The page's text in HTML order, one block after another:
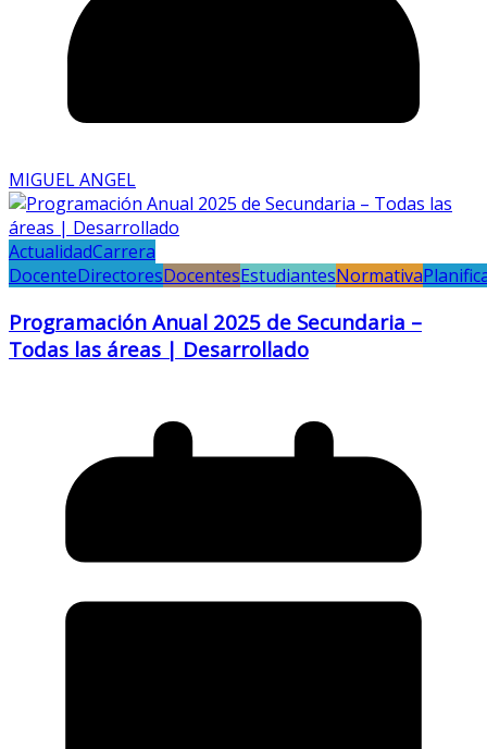
MIGUEL ANGEL
ActualidadCarrera
DocenteDirectoresDocentesEstudiantesNormativa
Programación Anual 2025 de Secundaria –
Todas las áreas | Desarrollado